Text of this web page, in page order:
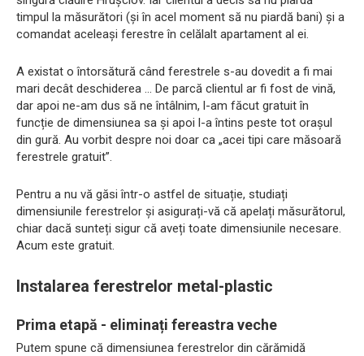
timpul la măsurători (și în acel moment să nu piardă bani) și a
comandat aceleași ferestre în celălalt apartament al ei.
A existat o întorsătură când ferestrele s-au dovedit a fi mai
mari decât deschiderea ... De parcă clientul ar fi fost de vină,
dar apoi ne-am dus să ne întâlnim, l-am făcut gratuit în
funcție de dimensiunea sa și apoi l-a întins peste tot orașul
din gură. Au vorbit despre noi doar ca „acei tipi care măsoară
ferestrele gratuit”.
Pentru a nu vă găsi într-o astfel de situație, studiați
dimensiunile ferestrelor și asigurați-vă că apelați măsurătorul,
chiar dacă sunteți sigur că aveți toate dimensiunile necesare.
Acum este gratuit.
Instalarea ferestrelor metal-plastic
Prima etapă - eliminați fereastra veche
Putem spune că dimensiunea ferestrelor din cărămidă